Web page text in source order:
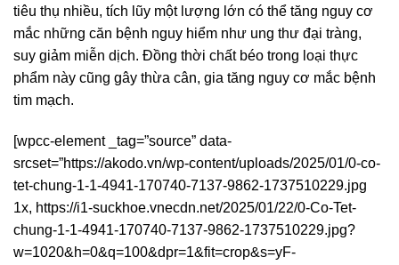
tiêu thụ nhiều, tích lũy một lượng lớn có thể tăng nguy cơ
mắc những căn bệnh nguy hiểm như ung thư đại tràng,
suy giảm miễn dịch. Đồng thời chất béo trong loại thực
phẩm này cũng gây thừa cân, gia tăng nguy cơ mắc bệnh
tim mạch.
[wpcc-element _tag=”source” data-
srcset=”https://akodo.vn/wp-content/uploads/2025/01/0-co-
tet-chung-1-1-4941-170740-7137-9862-1737510229.jpg
1x, https://i1-suckhoe.vnecdn.net/2025/01/22/0-Co-Tet-
chung-1-1-4941-170740-7137-9862-1737510229.jpg?
w=1020&h=0&q=100&dpr=1&fit=crop&s=yF-